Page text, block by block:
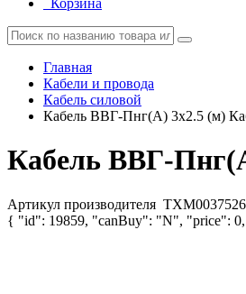
Корзина
Главная
Кабели и провода
Кабель силовой
Кабель ВВГ-Пнг(А) 3х2.5 (м)
Кабель ВВГ-
Артикул производителя
{ "id": 19859, "canBuy": "N", "price":